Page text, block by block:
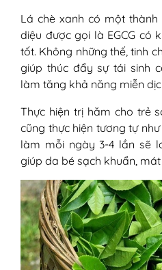
Lá chè xanh có một
diệu được gọi là EGCG có
tốt. Không những thế, tinh
giúp thúc đẩy sự tái sinh
làm tăng khả năng miễn
Thực hiện trị hăm cho trẻ
cũng thực hiện tương tự
làm mỗi ngày 3-4 lần sẽ
giúp da bé sạch khuẩn,